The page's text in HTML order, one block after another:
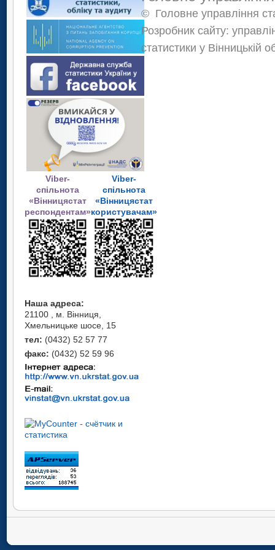
Viber-
спільнота
«Вінницястат
респондентам»
Viber-
спільнота
«Вінницястат
користувачам»
Наша адреса:
21100 , м. Вінниця,
Хмельницьке шосе, 15
тел: (0432) 52 57 77
факс: (0432) 52 59 96
© Головне управління
Розробник сайту:
статистики у Вінницькій